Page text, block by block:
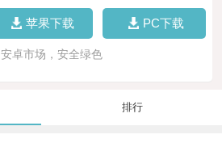
苹果下载 PC下载
安卓市场，安全绿色
排行